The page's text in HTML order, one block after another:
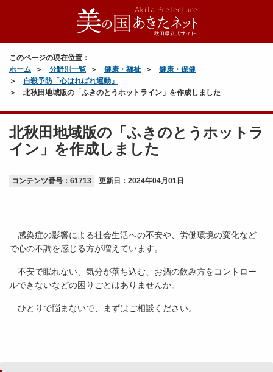
このページの現在位置：
ホーム
分野別一覧 健康・福祉
健康・保健
自殺予防「心はればれ運動」
北秋田地域版の「ふきのとうホットライン」を作成しました
北秋田地域版の「ふきのとうホットラ
イン」を作成しました
コンテンツ番号：61713 更新日： 2024年04月01日
感染症の影響による社会生活への不安や、労働環境の変化など
で心の不調を感じる方が増えています。
不安で眠れない、気分が落ち込む、お酒の飲み方をコントロー
ルできないなどの困りごとはありませんか。
ひとりで悩まないで、まずはご相談ください。